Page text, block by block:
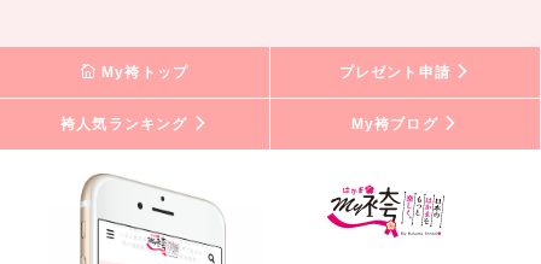
My袴トップ プレゼント申請
袴人気ランキング My袴ブログ